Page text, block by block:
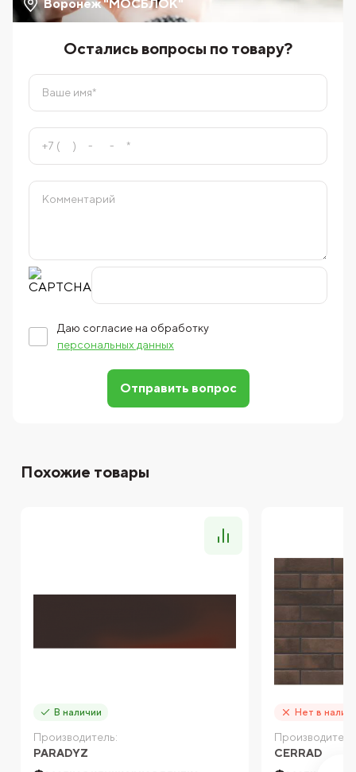
Воронеж "МОСБЛОК"
Остались вопросы по товару?
Даю согласие на обработку
персональных данных
Отправить вопрос
Похожие товары
В наличии
Производитель:
PARADYZ
Нет в
CERRAD